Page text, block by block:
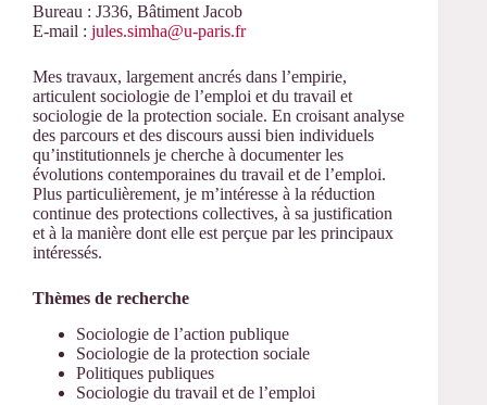
Bureau : J336, Bâtiment Jacob
E-mail : jules.simha@u-paris.fr
Mes travaux, largement ancrés dans l’empirie,
articulent sociologie de l’emploi et du travail et
sociologie de la protection sociale. En croisant analyse
des parcours et des discours aussi bien individuels
qu’institutionnels je cherche à documenter les
évolutions contemporaines du travail et de l’emploi.
Plus particulièrement, je m’intéresse à la réduction
continue des protections collectives, à sa justification
et à la manière dont elle est perçue par les principaux
intéressés.
Thèmes de recherche
Sociologie de l’action publique
Sociologie de la protection sociale
Politiques publiques
Sociologie du travail et de l’emploi